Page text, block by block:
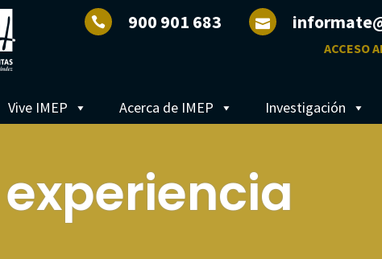
900 901 683
ACCESO
Vive IMEP Acerca de IMEP Investigación
experiencia